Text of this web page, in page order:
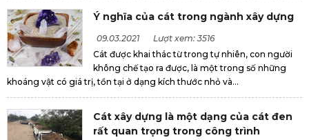
Ý nghĩa của cát trong ngành xây dựng
09.03.2021
Lượt xem: 3516
Cát được khai thác từ trong tự nhiên, con người
không chế tạo ra được, là một trong số những
khoáng vật có giá trị, tồn tại ở dạng kích thước nhỏ và...
Cát xây dựng là một dạng của cát đen
rất quan trọng trong công trình